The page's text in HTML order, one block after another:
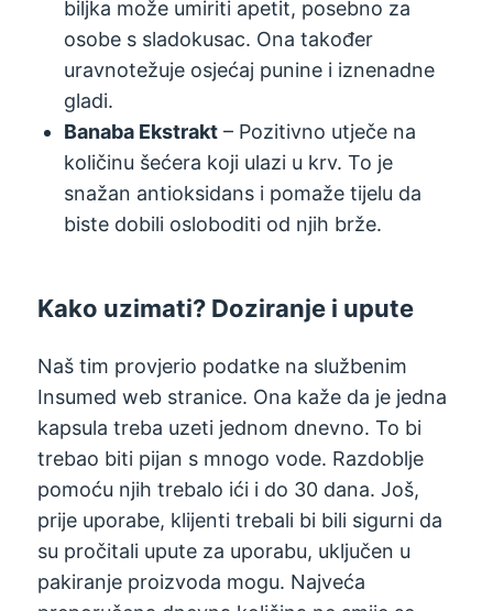
biljka može umiriti apetit, posebno za
osobe s sladokusac. Ona također
uravnotežuje osjećaj punine i iznenadne
gladi.
Banaba Ekstrakt – Pozitivno utječe na
količinu šećera koji ulazi u krv. To je
snažan antioksidans i pomaže tijelu da
biste dobili osloboditi od njih brže.
Kako uzimati? Doziranje i upute
Naš tim provjerio podatke na službenim
Insumed web stranice. Ona kaže da je jedna
kapsula treba uzeti jednom dnevno. To bi
trebao biti pijan s mnogo vode. Razdoblje
pomoću njih trebalo ići i do 30 dana. Još,
prije uporabe, klijenti trebali bi bili sigurni da
su pročitali upute za uporabu, uključen u
pakiranje proizvoda mogu. Najveća